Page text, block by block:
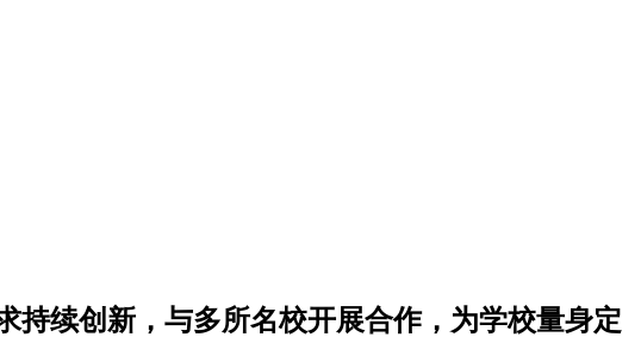
持续创新，与多所名校开展合作，为学校量身定